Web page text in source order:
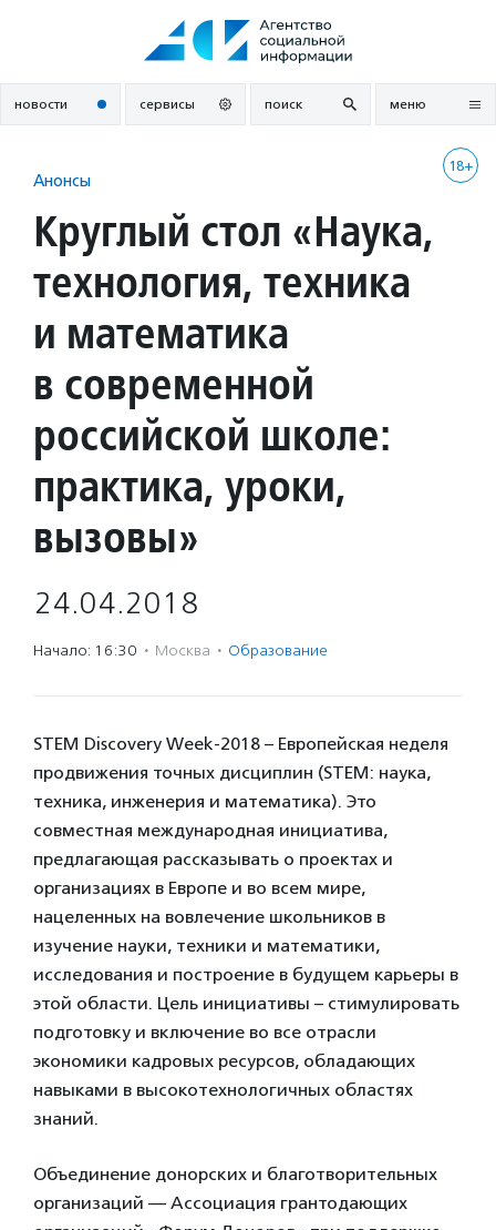
новости сервисы поиск меню
18+
Анонсы
Круглый стол «Наука,
технология, техника
и математика
в современной
российской школе:
практика, уроки,
вызовы»
24.04.2018
Начало: 16:30 · Москва · Образование
STEM Discovery Week-2018 – Европейская неделя
продвижения точных дисциплин (STEM: наука,
техника, инженерия и математика). Это
совместная международная инициатива,
предлагающая рассказывать о проектах и
организациях в Европе и во всем мире,
нацеленных на вовлечение школьников в
изучение науки, техники и математики,
исследования и построение в будущем карьеры в
этой области. Цель инициативы – стимулировать
подготовку и включение во все отрасли
экономики кадровых ресурсов, обладающих
навыками в высокотехнологичных областях
знаний.
Объединение донорских и благотворительных
организаций — Ассоциация грантодающих